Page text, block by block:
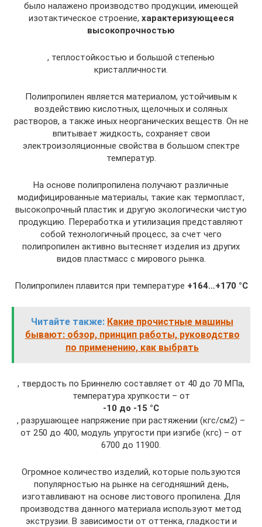
было налажено производство продукции, имеющей
изотактическое строение, характеризующееся
высокопрочностью
, теплостойкостью и большой степенью
кристалличности.
Полипропилен является материалом, устойчивым к
воздействию кислотных, щелочных и соляных
растворов, а также иных неорганических веществ. Он не
впитывает жидкость, сохраняет свои
электроизоляционные свойства в большом спектре
температур.
На основе полипропилена получают различные
модифицированные материалы, такие как термопласт,
высокопрочный пластик и другую экологически чистую
продукцию. Переработка и утилизация представляют
собой технологичный процесс, за счет чего
полипропилен активно вытесняет изделия из других
видов пластмасс с мирового рынка.
Полипропилен плавится при температуре +164…+170 °С
Читайте также: Какие прочистные машины
бывают: обзор, принцип работы, руководство
по применению, как выбрать
, твердость по Бриннелю составляет от 40 до 70 МПа,
температура хрупкости – от
-10 до -15 °С
, разрушающее напряжение при растяжении (кгс/см2) –
от 250 до 400, модуль упругости при изгибе (кгс) – от
6700 до 11900.
Огромное количество изделий, которые пользуются
популярностью на рынке на сегодняшний день,
изготавливают на основе листового пропилена. Для
производства данного материала используют метод
экструзии. В зависимости от оттенка, гладкости и